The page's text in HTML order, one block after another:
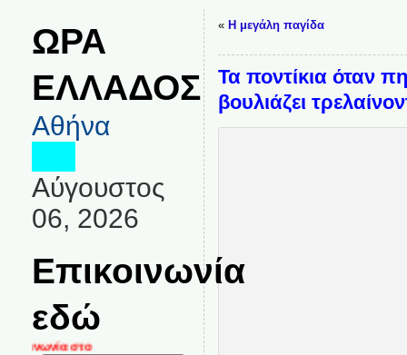
ΩΡΑ
ΕΛΛΑΔΟΣ
Αθήνα
Αύγουστος
06, 2026
Επικοινωνία
εδώ
στο
« Η μεγάλη παγίδα
Τα ποντίκια όταν
βουλιάζει